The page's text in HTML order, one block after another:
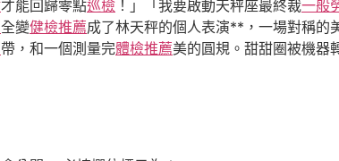
才能回歸零點巡檢 ！」「我要啟動天秤座最終裁一般
全變健檢推薦成了林天秤的個人表演**，一場對稱的
帶，和一個測量完體檢推薦美的圓規。甜甜圈被機器